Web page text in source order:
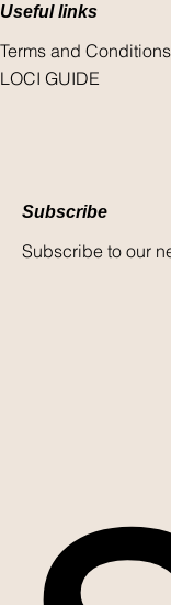
Useful links
Terms and Conditions
LOCI GUIDE
Subscribe
Subscribe to our